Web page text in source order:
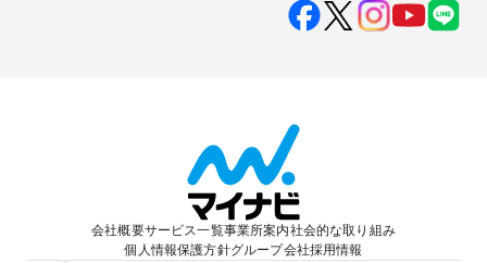
会社概要サービス一覧事業所案内社会的な取り組み
個人情報保護方針グループ会社採用情報